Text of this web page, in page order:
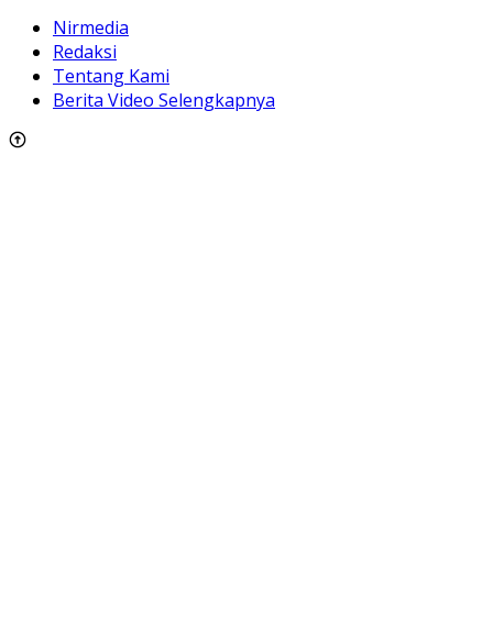
Nirmedia
Redaksi
Tentang Kami
Berita Video Selengkapnya